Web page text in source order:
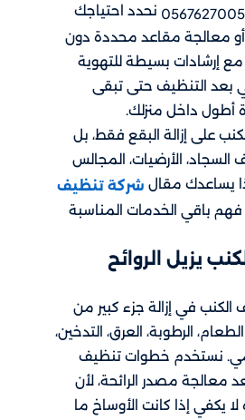
0567627005 نحدد احتياجك
معالجة مقاعد محددة دون
مع إرشادات بسيطة للتهوية
بعد التنظيف حتى تبقى
أطول داخل منزلك.
على إزالة البقع فقط، بل
السجاد، الأرضيات، المجالس
يساعدك مقال شركة تنظيف
باقي الخدمات المناسبة
يزيل الروائح
في إزالة جزء كبير من
الطعام، الرطوبة، العرق، التدخين،
نستخدم خطوات تنظيف
معالجة مصدر الرائحة، لأن
يكفي إذا كانت الأوساخ ما